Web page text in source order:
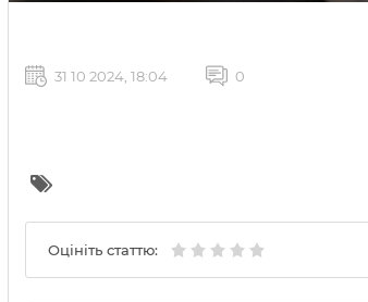
31 10 2024, 18:04 0
Оцініть статтю: